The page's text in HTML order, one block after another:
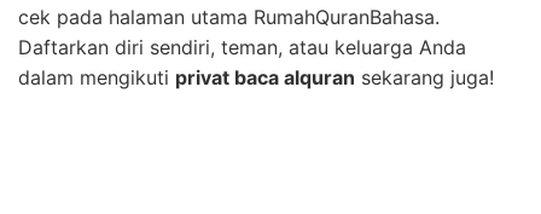
cek pada halaman utama RumahQuranBahasa.
Daftarkan diri sendiri, teman, atau keluarga Anda
dalam mengikuti privat baca alquran sekarang juga!